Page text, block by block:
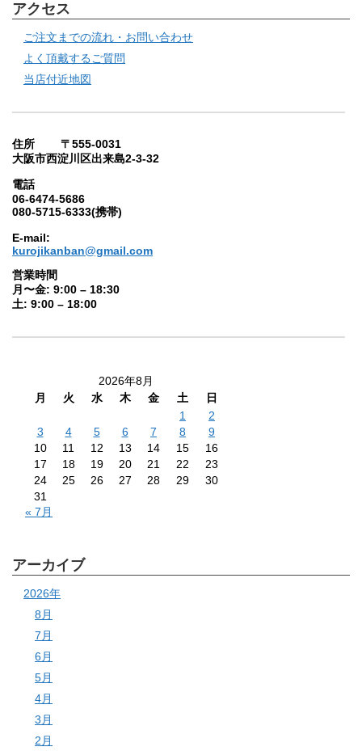
アクセス
ご注文までの流れ・お問い合わせ
よく頂戴するご質問
当店付近地図
住所 〒555-0031
大阪市西淀川区出来島2-3-32
電話
06-6474-5686
080-5715-6333(携帯)
E-mail:
kurojikanban@gmail.com
営業時間
月〜金: 9:00 – 18:30
土: 9:00 – 18:00
2026年8月
月
火 水 木 金 土
日
1
2
3
4 5 6 7 8
9
10
11 12 13 14 15
16
17
18 19 20 21 22
23
24
25 26 27 28 29
30
31
« 7月
アーカイブ
2026年
8月
7月
6月
5月
4月
3月
2月